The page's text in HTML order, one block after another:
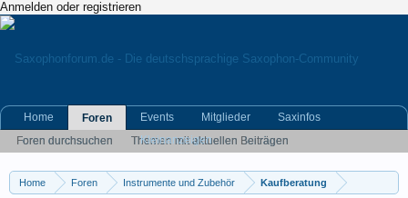
Anmelden oder registrieren
Home Foren Instrumente und Zubehör Kaufberatung
Home
Foren
Foren durchsuchen
Themen mit aktuellen Beiträgen
Events Mitglieder
Saxinfos
Kleinanzeigen